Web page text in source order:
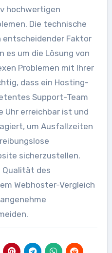
hochwertigen
Die technische
Faktor
es um die Lösung von
Problemen mit Ihrer
dass ein Hosting-
Support-Team
Uhr erreichbar ist und
um Ausfallzeiten
sicherzustellen.
Qualität des
Webhoster-Vergleich